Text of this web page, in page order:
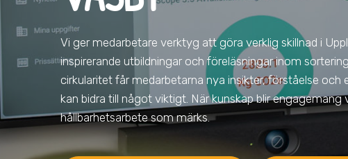
Vi ger medarbetare verktyg att göra verklig skillnad i
inspirerande utbildningar och föreläsningar inom
cirkularitet får medarbetarna nya insikter, förståelse och
kan bidra till något viktigt. När kunskap blir engagemang
hållbarhetsarbete som märks.